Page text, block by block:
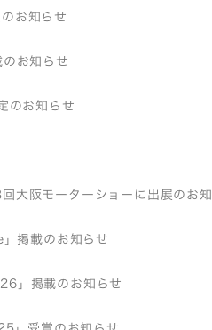
お知らせ
お知らせ
のお知らせ
阪モーターショーに出展のお
掲載のお知らせ
」掲載のお知らせ